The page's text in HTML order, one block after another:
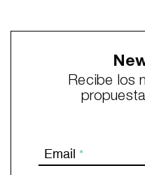
Recibe los
Email *